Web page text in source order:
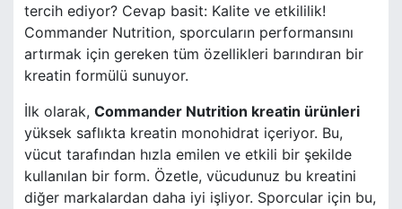
tercih ediyor? Cevap basit: Kalite ve etkililik!
Commander Nutrition, sporcuların performansını
artırmak için gereken tüm özellikleri barındıran bir
kreatin formülü sunuyor.
İlk olarak, Commander Nutrition kreatin ürünleri
yüksek saflıkta kreatin monohidrat içeriyor. Bu,
vücut tarafından hızla emilen ve etkili bir şekilde
kullanılan bir form. Özetle, vücudunuz bu kreatini
diğer markalardan daha iyi işliyor. Sporcular için bu,